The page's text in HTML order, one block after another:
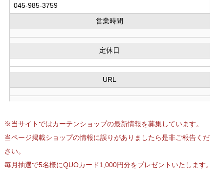
045-985-3759
営業時間
定休日
URL
※当サイトではカーテンショップの最新情報を募集しています。
当ページ掲載ショップの情報に誤りがありましたら是非ご報告くだ
さい。
毎月抽選で5名様にQUOカード1,000円分をプレゼントいたします。